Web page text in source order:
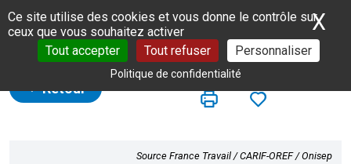
Panneau de gestion des cookies
Ce site utilise des cookies et vous donne le contrôle sur
ceux que vous souhaitez activer
Tout accepter
Tout refuser Personnaliser
Politique de confidentialité
X
Retour
Source France Travail / CARIF-OREF / Onisep